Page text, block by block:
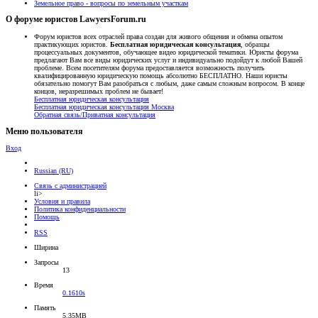
Земельное право - вопросы по земельным участкам
О форуме юристов LawyersForum.ru
Форум юристов всех отраслей права создан для живого общения и обмена опытом
практикующих юристов. Бесплатная юридическая консультация , образцы
процессуальных документов, обучающее видео юридической тематики. Юристы форума
предлагают Вам все виды юридических услуг и индивидуально подойдут к любой Вашей
проблеме. Всем посетителям форума предоставляется возможность получить
квалифицированную юридическую помощь абсолютно БЕСПЛАТНО. Наши юристы
обязательно помогут Вам разобраться с любым, даже самым сложным вопросом. В конце
концов, неразрешимых проблем не бывает!
Бесплатная юридическая консультация
Бесплатная юридическая консультация Москва
Обратная связь/Приватная консультация
Меню пользователя
Вход
Russian (RU)
Связь с администрацией
li>
Условия и правила
Политика конфиденциальности
Помощь
RSS
Ширина
Запросы
13
Время
0.1610s
Память
5.35MB